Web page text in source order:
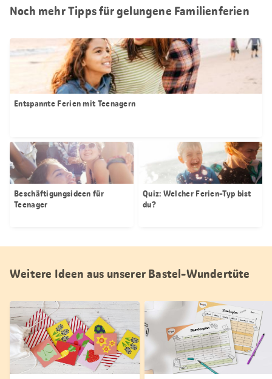
Noch mehr Tipps für gelungene Familienferien
Entspannte Ferien mit Teenagern
Beschäftigungsideen für
Teenager
Quiz: Welcher Ferien-Typ bist
du?
Weitere Ideen aus unserer Bastel-Wundertüte